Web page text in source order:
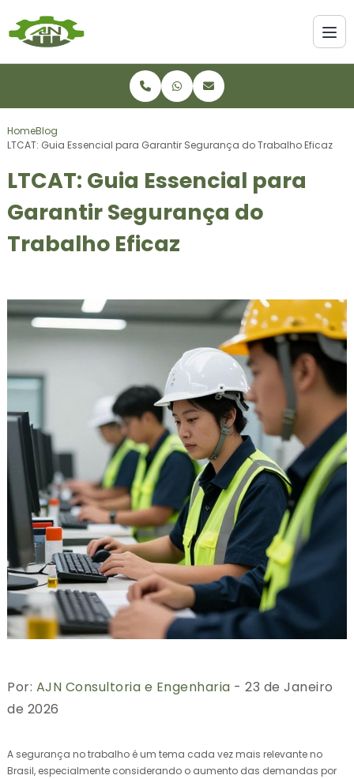
HomeBlog
LTCAT: Guia Essencial para Garantir Segurança do Trabalho Eficaz
LTCAT: Guia Essencial para
Garantir Segurança do
Trabalho Eficaz
Por: AJN Consultoria e Engenharia - 23 de Janeiro
de 2026
A segurança no trabalho é um tema cada vez mais relevante no
Brasil, especialmente considerando o aumento das demandas por